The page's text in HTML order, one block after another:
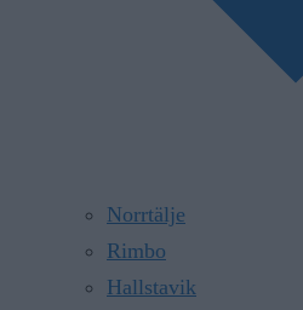
Norrtälje
Rimbo
Hallstavik